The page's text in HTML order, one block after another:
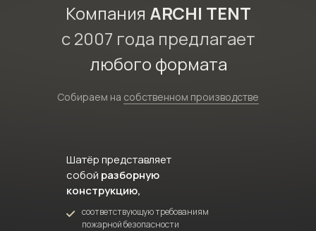
Компания ARCHI TENT
с 2007 года предлагает
любого формата
Собираем на собственном производстве
Шатёр представляет
собой разборную
конструкцию,
соответствующую требованиям
пожарной безопасности